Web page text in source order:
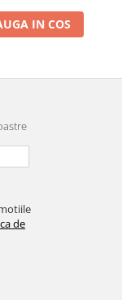
IN COS
de